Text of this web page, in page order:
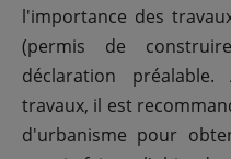
l'importance des
(permis de
déclaration
travaux, il est
d'urbanisme pour